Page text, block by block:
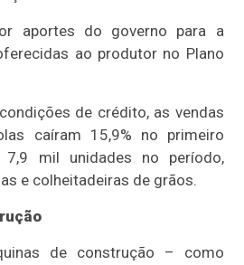
aportes do governo para a
ao produtor no Plano
de crédito, as vendas
caíram 15,9% no primeiro
7,9 mil unidades no período,
e colheitadeiras de grãos.
de construção – como